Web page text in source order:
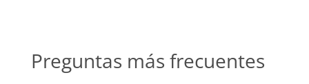
Preguntas más frecuentes